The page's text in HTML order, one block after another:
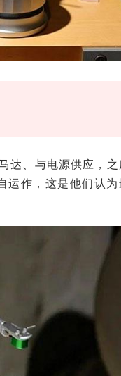
达、与电源供应，之
运作，这是他们认为